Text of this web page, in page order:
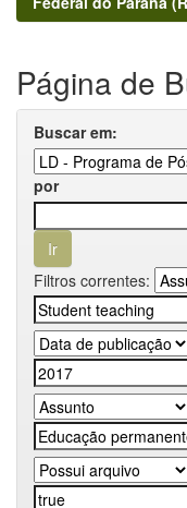
Página de
Buscar em:
por
Filtros correntes: